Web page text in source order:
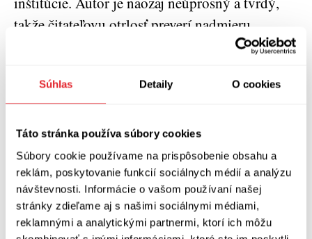
Súhlas Detaily O cookies
Táto stránka používa súbory cookies
Súbory cookie používame na prispôsobenie obsahu a
reklám, poskytovanie funkcií sociálnych médií a analýzu
návštevnosti. Informácie o vašom používaní našej
stránky zdieľame aj s našimi sociálnymi médiami,
reklamnými a analytickými partnermi, ktorí ich môžu
takže čitateľovu otrlosť preverí nadmieru
a neveselých nálad, pričom rozprávanie vytvára
jeden hutný a kompaktný celok, kde na
dôvažok vynikne zopár naozaj „výživných“
detailov, pri ktorých sa už jednému robí fyzicky
zle.
Tu fakt nie sú treba dlhé reči. Drevo je i napriek
pár zádrhelom (koniec by zniesol menej